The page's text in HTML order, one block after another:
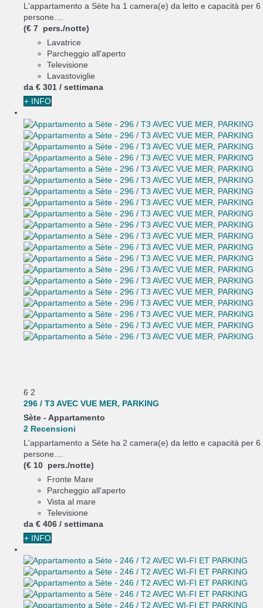
L'appartamento a Sète ha 1 camera(e) da letto e capacità per 6
persone....
(€ 7 pers./notte)
Lavatrice
Parcheggio all'aperto
Televisione
Lavastoviglie
da € 301 / settimana
+ INFO
6 2
296 / T3 AVEC VUE MER, PARKING
Sète - Appartamento
2 Recensioni
L'appartamento a Sète ha 2 camera(e) da letto e capacità per 6
persone....
(€ 10 pers./notte)
Fronte Mare
Parcheggio all'aperto
Vista al mare
Televisione
da € 406 / settimana
+ INFO